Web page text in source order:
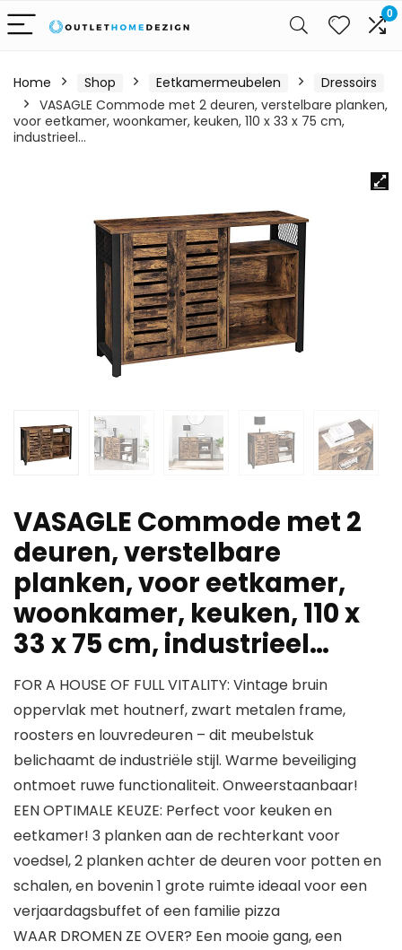
0
Home Shop Eetkamermeubelen
Dressoirs
VASAGLE Commode met 2 deuren, verstelbare planken,
voor eetkamer, woonkamer, keuken, 110 x 33 x 75 cm,
industrieel…
VASAGLE Commode met 2
deuren, verstelbare
planken, voor eetkamer,
woonkamer, keuken, 110 x
33 x 75 cm, industrieel…
FOR A HOUSE OF FULL VITALITY: Vintage bruin
oppervlak met houtnerf, zwart metalen frame,
roosters en louvredeuren – dit meubelstuk
belichaamt de industriële stijl. Warme beveiliging
ontmoet ruwe functionaliteit. Onweerstaanbaar!
EEN OPTIMALE KEUZE: Perfect voor keuken en
eetkamer! 3 planken aan de rechterkant voor
voedsel, 2 planken achter de deuren voor potten en
schalen, en bovenin 1 grote ruimte ideaal voor een
verjaardagsbuffet of een familie pizza
WAAR DROMEN ZE OVER? Een mooie gang, een